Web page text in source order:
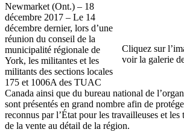
Cliquez sur
voir la galerie
Newmarket (Ont.) – 18
décembre 2017 – Le 14
décembre dernier, lors d’une
réunion du conseil de la
municipalité régionale de
York, les militantes et les
militants des sections locales
175 et 1006A des TUAC
Canada ainsi que du bureau national de
sont présentés en grand nombre afin de
reconnus par l’État pour les travailleuses et
de la vente au détail de la région.